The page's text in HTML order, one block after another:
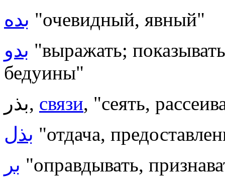
بده "очевидный, явный"
بدو "выражать;
бедуины"
بذر, связи, "сеять,
بذل "отдача,
بر "оправдывать,